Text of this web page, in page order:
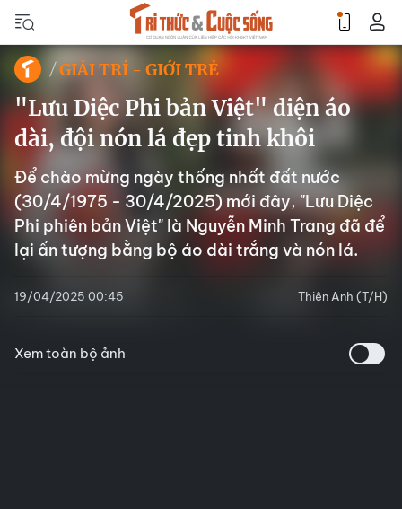
GIẢI TRÍ - GIỚI TRẺ
"Lưu Diệc Phi bản Việt" diện áo
dài, đội nón lá đẹp tinh khôi
Để chào mừng ngày thống nhất đất nước
(30/4/1975 - 30/4/2025) mới đây, "Lưu Diệc
Phi phiên bản Việt" là Nguyễn Minh Trang đã để
lại ấn tượng bằng bộ áo dài trắng và nón lá.
19/04/2025 00:45 Thiên Anh (T/H)
Xem toàn bộ ảnh